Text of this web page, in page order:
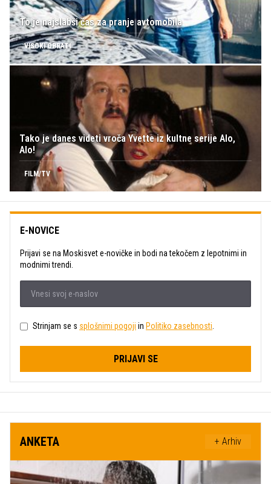
To je najslabši čas za pranje avtomobila
VISOKI OBRATI
Tako je danes videti vroča Yvette iz kultne serije Alo,
Alo!
FILM/TV
E-NOVICE
Prijavi se na Moskisvet e-novičke in bodi na tekočem z lepotnimi in
modnimi trendi.
Strinjam se s splošnimi pogoji in Politiko zasebnosti.
PRIJAVI SE
ANKETA + Arhiv